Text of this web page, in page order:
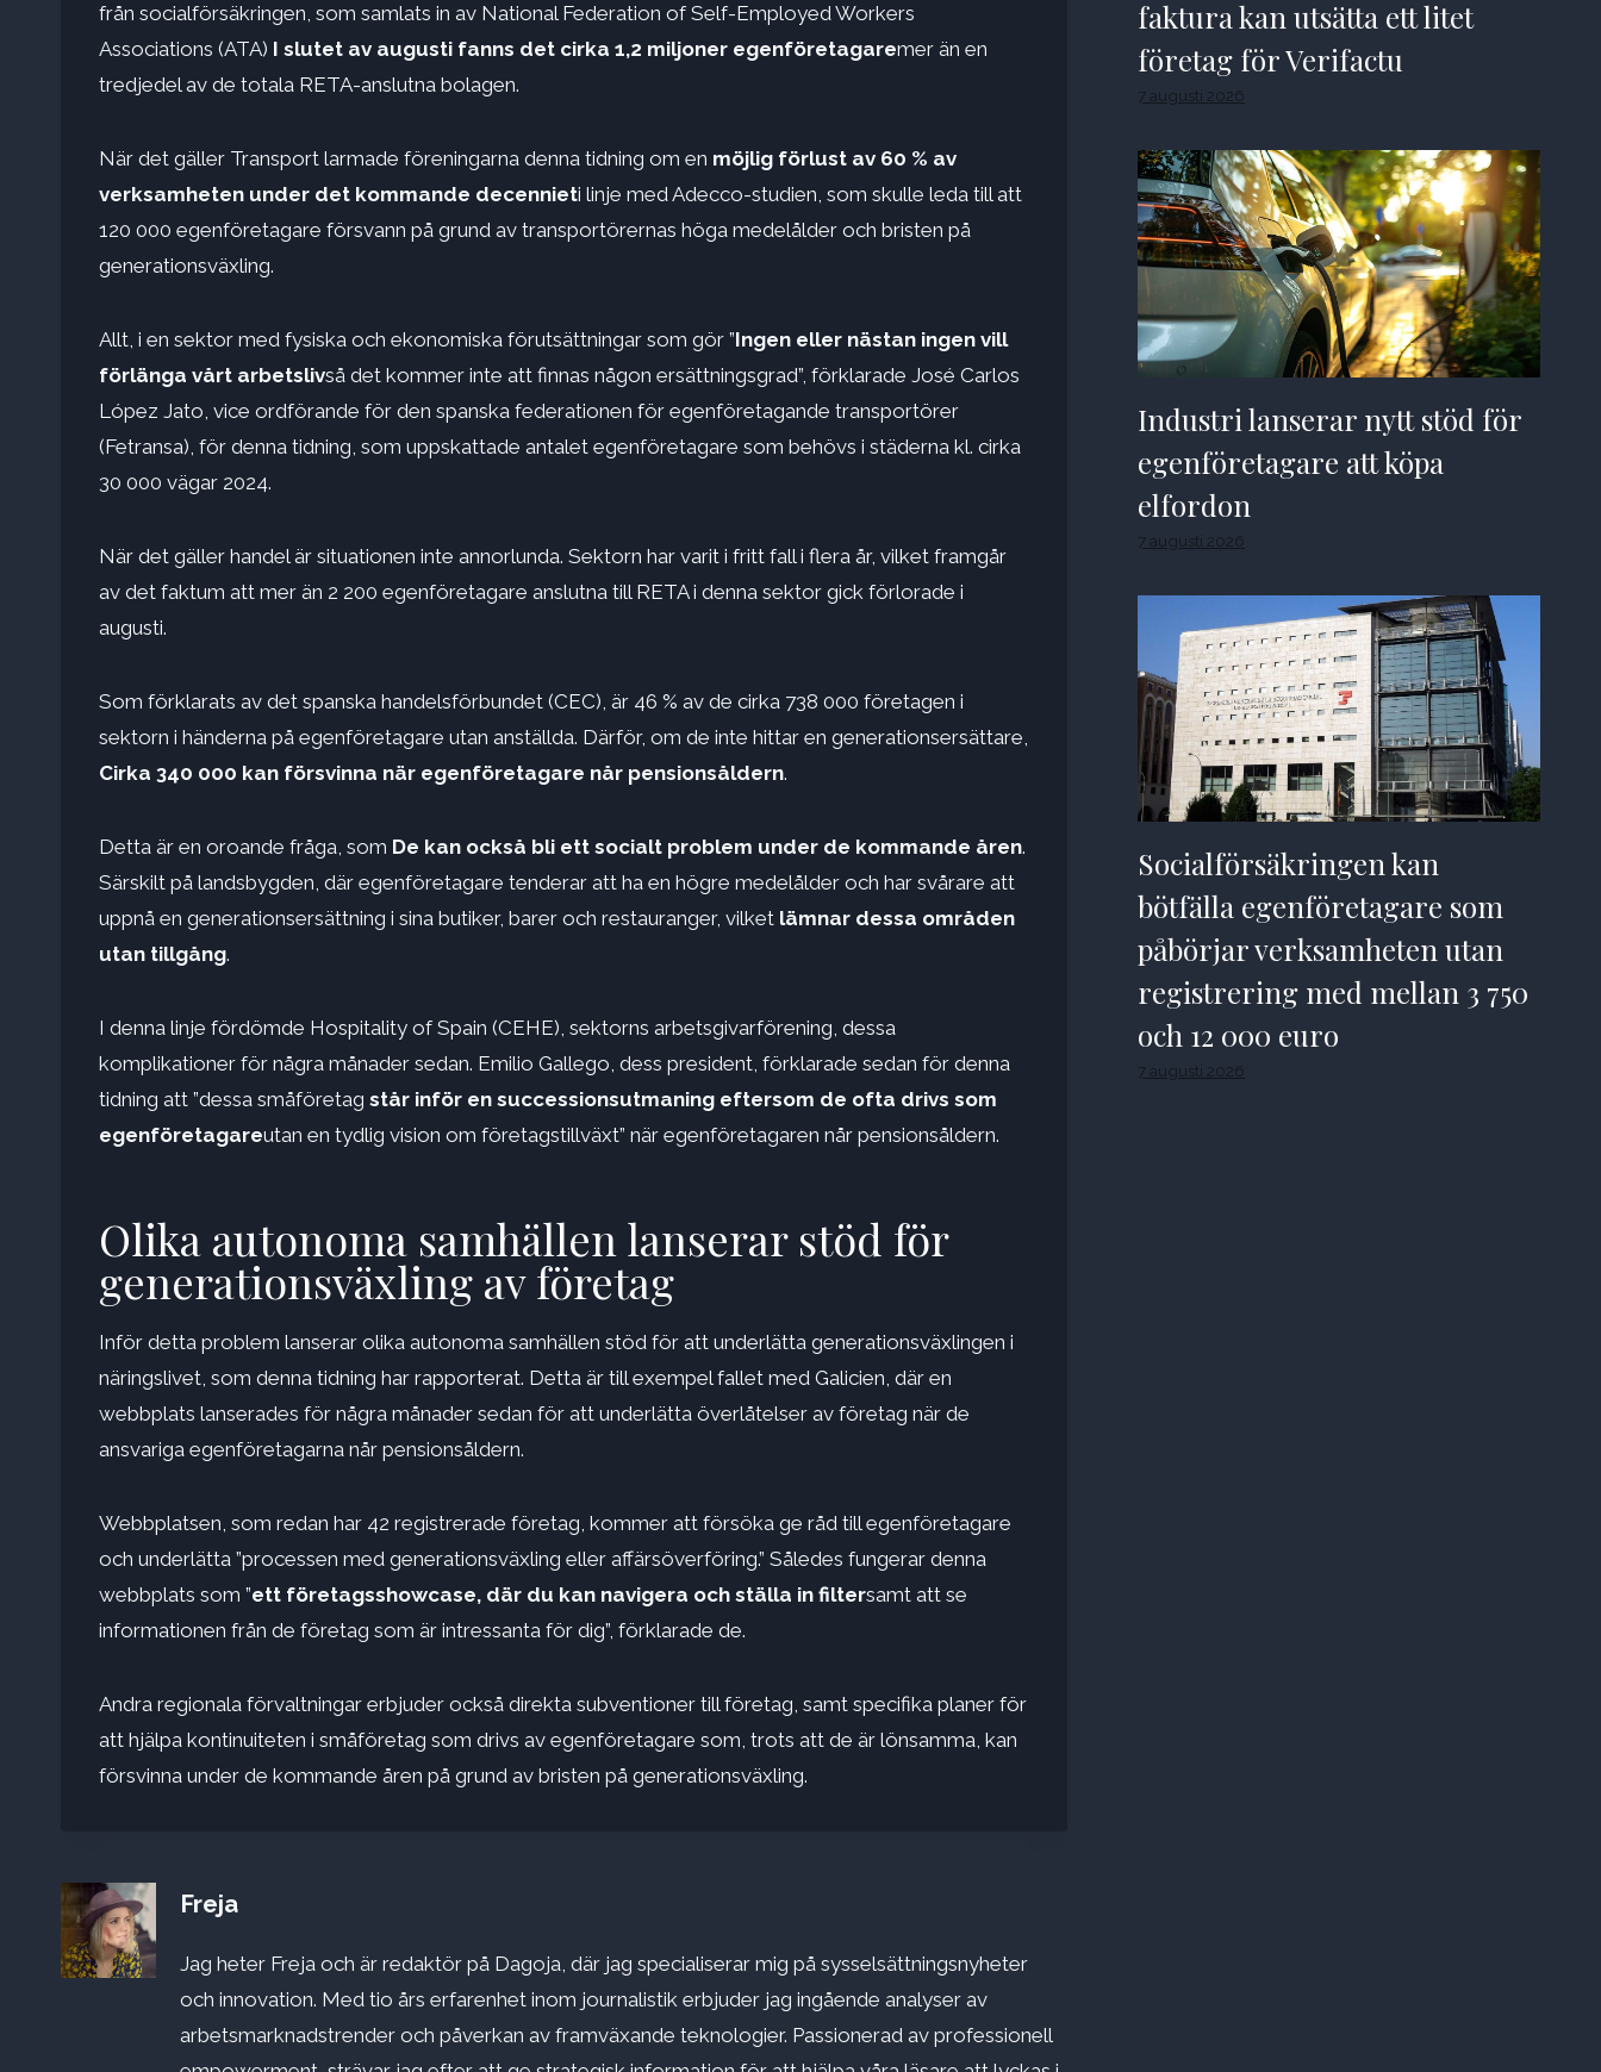
från socialförsäkringen, som samlats in av National Federation of Self-Employed Workers
Associations (ATA) I slutet av augusti fanns det cirka 1,2 miljoner egenföretagaremer än en
tredjedel av de totala RETA-anslutna bolagen.
När det gäller Transport larmade föreningarna denna tidning om en möjlig förlust av 60 % av
verksamheten under det kommande decennieti linje med Adecco-studien, som skulle leda till att
120 000 egenföretagare försvann på grund av transportörernas höga medelålder och bristen på
generationsväxling.
Allt, i en sektor med fysiska och ekonomiska förutsättningar som gör ”Ingen eller nästan ingen vill
förlänga vårt arbetslivså det kommer inte att finnas någon ersättningsgrad”, förklarade José Carlos
López Jato, vice ordförande för den spanska federationen för egenföretagande transportörer
(Fetransa), för denna tidning, som uppskattade antalet egenföretagare som behövs i städerna kl. cirka
30 000 vägar 2024.
När det gäller handel är situationen inte annorlunda. Sektorn har varit i fritt fall i flera år, vilket framgår
av det faktum att mer än 2 200 egenföretagare anslutna till RETA i denna sektor gick förlorade i
augusti.
Som förklarats av det spanska handelsförbundet (CEC), är 46 % av de cirka 738 000 företagen i
sektorn i händerna på egenföretagare utan anställda. Därför, om de inte hittar en generationsersättare,
Cirka 340 000 kan försvinna när egenföretagare når pensionsåldern.
Detta är en oroande fråga, som De kan också bli ett socialt problem under de kommande åren.
Särskilt på landsbygden, där egenföretagare tenderar att ha en högre medelålder och har svårare att
uppnå en generationsersättning i sina butiker, barer och restauranger, vilket lämnar dessa områden
utan tillgång.
I denna linje fördömde Hospitality of Spain (CEHE), sektorns arbetsgivarförening, dessa
komplikationer för några månader sedan. Emilio Gallego, dess president, förklarade sedan för denna
tidning att ”dessa småföretag står inför en successionsutmaning eftersom de ofta drivs som
egenföretagareutan en tydlig vision om företagstillväxt” när egenföretagaren når pensionsåldern.
Olika autonoma samhällen lanserar stöd för
generationsväxling av företag
Inför detta problem lanserar olika autonoma samhällen stöd för att underlätta generationsväxlingen i
näringslivet, som denna tidning har rapporterat. Detta är till exempel fallet med Galicien, där en
webbplats lanserades för några månader sedan för att underlätta överlåtelser av företag när de
ansvariga egenföretagarna når pensionsåldern.
Webbplatsen, som redan har 42 registrerade företag, kommer att försöka ge råd till egenföretagare
och underlätta ”processen med generationsväxling eller affärsöverföring.” Således fungerar denna
webbplats som ”ett företagsshowcase, där du kan navigera och ställa in filtersamt att se
informationen från de företag som är intressanta för dig”, förklarade de.
Andra regionala förvaltningar erbjuder också direkta subventioner till företag, samt specifika planer för
att hjälpa kontinuiteten i småföretag som drivs av egenföretagare som, trots att de är lönsamma, kan
försvinna under de kommande åren på grund av bristen på generationsväxling.
Freja
Jag heter Freja och är redaktör på Dagoja, där jag specialiserar mig på sysselsättningsnyheter
och innovation. Med tio års erfarenhet inom journalistik erbjuder jag ingående analyser av
arbetsmarknadstrender och påverkan av framväxande teknologier. Passionerad av professionell
faktura kan utsätta ett litet
företag för Verifactu
7 augusti 2026
Industri lanserar nytt stöd för
egenföretagare att köpa
elfordon
7 augusti 2026
Socialförsäkringen kan
bötfälla egenföretagare som
påbörjar verksamheten utan
registrering med mellan 3 750
och 12 000 euro
7 augusti 2026